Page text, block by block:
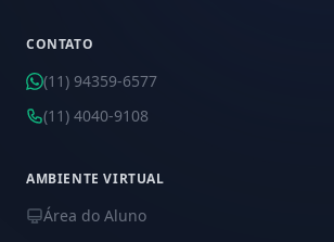
CONTATO
(11) 94359-6577
(11) 4040-9108
AMBIENTE VIRTUAL
Área do Aluno